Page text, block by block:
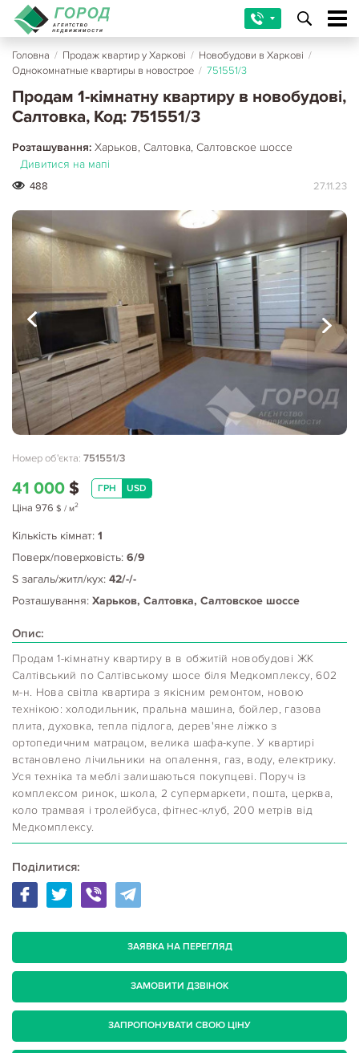
Головна / Продаж квартир у Харкові / Новобудови в Харкові /
Однокомнатные квартиры в новострое / 751551/3
Продам 1-кімнатну квартиру в новобудові,
Салтовка, Код: 751551/3
Розташування: Харьков, Салтовка, Салтовское шоссе
Дивитися на мапі
488 27.11.23
Номер об'єкта: 751551/3
41 000 $ ГРН USD
Ціна 976 $ / м2
Кількість кімнат: 1
Поверх/поверховість: 6/9
S загаль/житл/кух: 42/-/-
Розташування: Харьков, Салтовка, Салтовское шоссе
Опис:
Продам 1-кімнатну квартиру в в обжитій новобудові ЖК
Салтівський по Салтівському шосе біля Медкомплексу, 602
м-н. Нова світла квартира з якісним ремонтом, новою
технікою: холодильник, пральна машина, бойлер, газова
плита, духовка, тепла підлога, дерев'яне ліжко з
ортопедичним матрацом, велика шафа-купе. У квартирі
встановлено лічильники на опалення, газ, воду, електрику.
Уся техніка та меблі залишаються покупцеві. Поруч із
комплексом ринок, школа, 2 супермаркети, пошта, церква,
коло трамвая і тролейбуса, фітнес-клуб, 200 метрів від
Медкомплексу.
Поділитися:
ЗАЯВКА НА ПЕРЕГЛЯД
ЗАМОВИТИ ДЗВІНОК
ЗАПРОПОНУВАТИ СВОЮ ЦІНУ